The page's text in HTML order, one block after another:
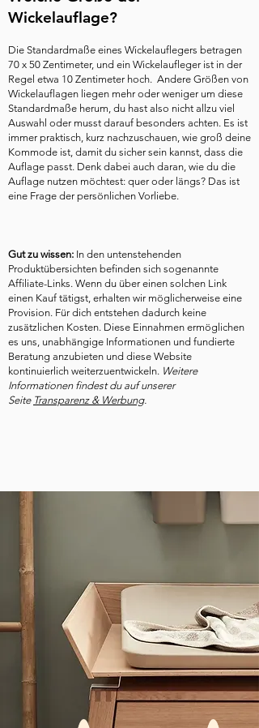
Wickelauflage?
Die Standardmaße eines Wickelauflegers betragen
70 x 50 Zentimeter, und ein Wickelaufleger ist in der
Regel etwa 10 Zentimeter hoch. Andere Größen von
Wickelauflagen liegen mehr oder weniger um diese
Standardmaße herum, du hast also nicht allzu viel
Auswahl oder musst darauf besonders achten. Es ist
immer praktisch, kurz nachzuschauen, wie groß deine
Kommode ist, damit du sicher sein kannst, dass die
Auflage passt. Denk dabei auch daran, wie du die
Auflage nutzen möchtest: quer oder längs? Das ist
eine Frage der persönlichen Vorliebe.
Gut zu wissen: In den untenstehenden
Produktübersichten befinden sich sogenannte
Affiliate-Links. Wenn du über einen solchen Link
einen Kauf tätigst, erhalten wir möglicherweise eine
Provision. Für dich entstehen dadurch keine
zusätzlichen Kosten. Diese Einnahmen ermöglichen
es uns, unabhängige Informationen und fundierte
Beratung anzubieten und diese Website
kontinuierlich weiterzuentwickeln. Weitere
Informationen findest du auf unserer
Seite Transparenz & Werbung.